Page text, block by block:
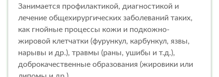
Занимается профилактикой, диагностикой и
лечение общехирургических заболеваний таких,
как гнойные процессы кожи и подкожно-
жировой клетчатки (фурункул, карбункул, язвы,
нарывы и др.), травмы (раны, ушибы и т.д.),
доброкачественные образования (жировики или